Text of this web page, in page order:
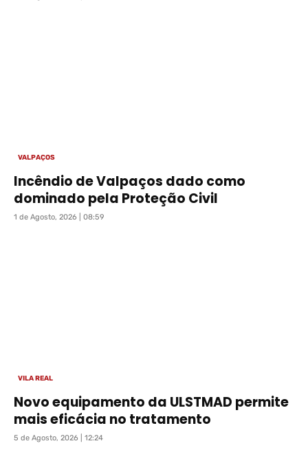
VALPAÇOS
Incêndio de Valpaços dado como
dominado pela Proteção Civil
1 de Agosto, 2026 | 08:59
VILA REAL
Novo equipamento da ULSTMAD permite
mais eficácia no tratamento
5 de Agosto, 2026 | 12:24